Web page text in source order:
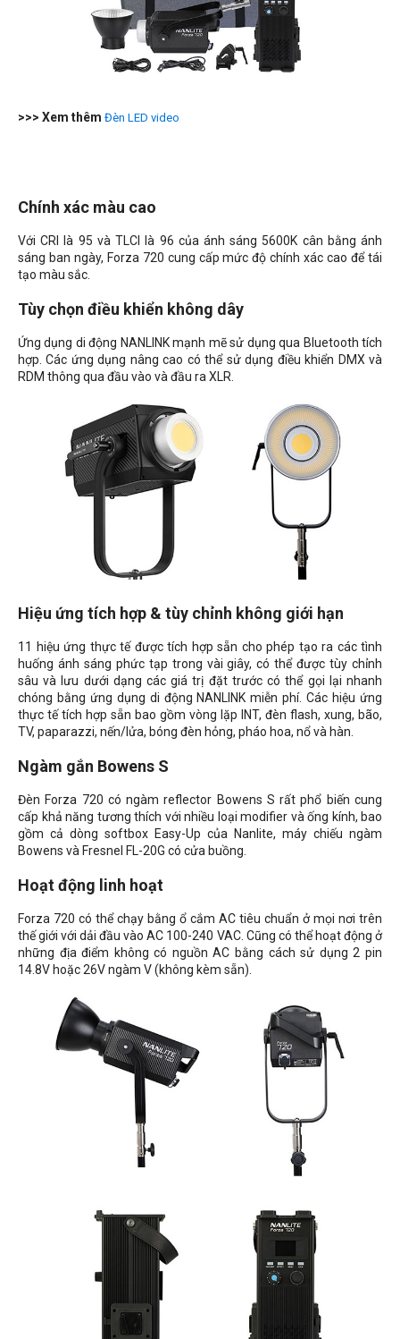
>>> Xem thêm Đèn LED video
Chính xác màu cao
Với CRI là 95 và TLCI là 96 của ánh sáng 5600K cân bằng ánh
sáng ban ngày, Forza 720 cung cấp mức độ chính xác cao để tái
tạo màu sắc.
Tùy chọn điều khiển không dây
Ứng dụng di động NANLINK mạnh mẽ sử dụng qua Bluetooth tích
hợp. Các ứng dụng nâng cao có thể sử dụng điều khiển DMX và
RDM thông qua đầu vào và đầu ra XLR.
Hiệu ứng tích hợp & tùy chỉnh không giới hạn
11 hiệu ứng thực tế được tích hợp sẵn cho phép tạo ra các tình
huống ánh sáng phức tạp trong vài giây, có thể được tùy chỉnh
sâu và lưu dưới dạng các giá trị đặt trước có thể gọi lại nhanh
chóng bằng ứng dụng di động NANLINK miễn phí. Các hiệu ứng
thực tế tích hợp sẵn bao gồm vòng lặp INT, đèn flash, xung, bão,
TV, paparazzi, nến/lửa, bóng đèn hỏng, pháo hoa, nổ và hàn.
Ngàm gắn Bowens S
Đèn Forza 720 có ngàm reflector Bowens S rất phổ biến cung
cấp khả năng tương thích với nhiều loại modifier và ống kính, bao
gồm cả dòng softbox Easy-Up của Nanlite, máy chiếu ngàm
Bowens và Fresnel FL-20G có cửa buồng.
Hoạt động linh hoạt
Forza 720 có thể chạy bằng ổ cắm AC tiêu chuẩn ở mọi nơi trên
thế giới với dải đầu vào AC 100-240 VAC. Cũng có thể hoạt động ở
những địa điểm không có nguồn AC bằng cách sử dụng 2 pin
14.8V hoặc 26V ngàm V (không kèm sẵn).